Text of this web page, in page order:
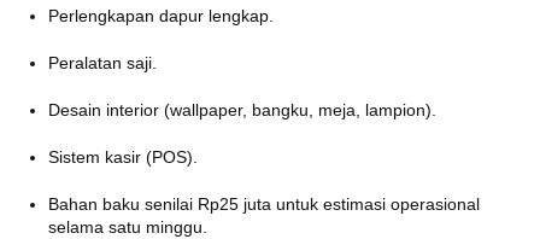
Perlengkapan dapur lengkap.
Peralatan saji.
Desain interior (wallpaper, bangku, meja, lampion).
Sistem kasir (POS).
Bahan baku senilai Rp25 juta untuk estimasi operasional
selama satu minggu.